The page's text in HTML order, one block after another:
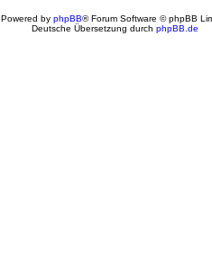
Powered by phpBB® Forum Software © phpBB
Deutsche Übersetzung durch phpBB.de